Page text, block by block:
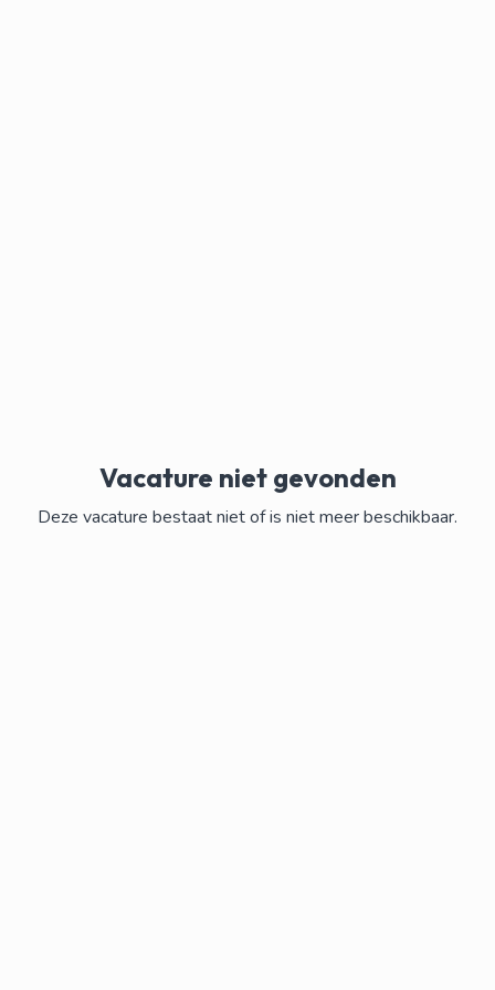
Vacature niet gevonden
Deze vacature bestaat niet of is niet meer beschikbaar.